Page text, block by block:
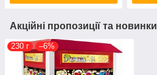
Акційні пропозиції та новинки
230 г –6%